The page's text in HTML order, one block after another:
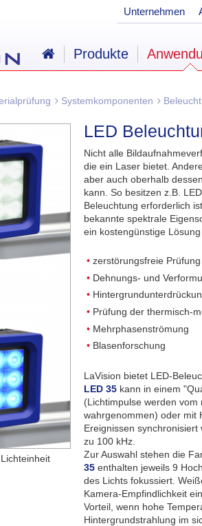
Systemkomponenten
LED
Nicht alle
die ein Laser bietet.
aber auch oberhalb
kann. So besitzen z.B.
Beleuchtung erforderlich
bekannte spektrale
ein kostengünstige
zerstörungsfreie Prüfung
Dehnungs- und
Prüfung der thermisch-
Mehrphasenströmung
Blasenforschung
LaVision bietet LED-
LED 35kann in einem
(Lichtimpulse werden
wahrgenommen) oder mit
Ereignissen
zu 100 kHz.
Zur Auswahl stehen die
35enthalten jeweils 9
des Lichts fokussiert.
Kamera-Empfindlichkeit
Vorteil, wenn hohe
Hintergrundstrahlung im
Unternehmen
Produkte